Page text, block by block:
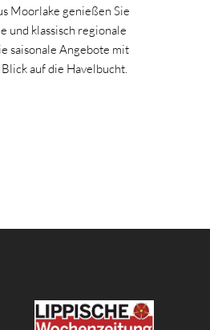
Moorlake genießen Sie
und klassisch regionale
saisonale Angebote mit
auf die Havelbucht.